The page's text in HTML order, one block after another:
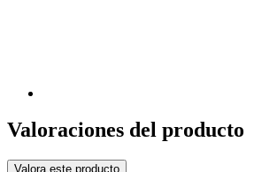
Valoraciones del producto
Valora este producto